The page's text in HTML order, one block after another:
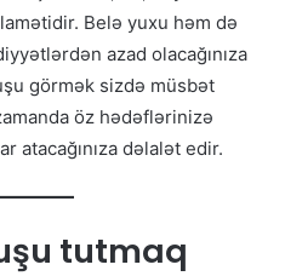
Belə yuxu həm də
azad olacağınıza
görmək sizdə müsbət
öz hədəflərinizə
atacağınıza dəlalət edir.
tutmaq